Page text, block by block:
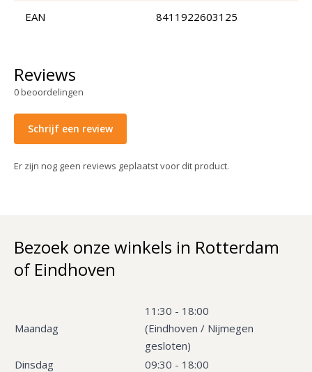
EAN 8411922603125
Reviews
0beoordelingen
Schrijf een review
Er zijn nog geen reviews geplaatst voor dit product.
Bezoek onze winkels in Rotterdam
of Eindhoven
Maandag
11:30 - 18:00
(Eindhoven / Nijmegen
gesloten)
Dinsdag
09:30 - 18:00